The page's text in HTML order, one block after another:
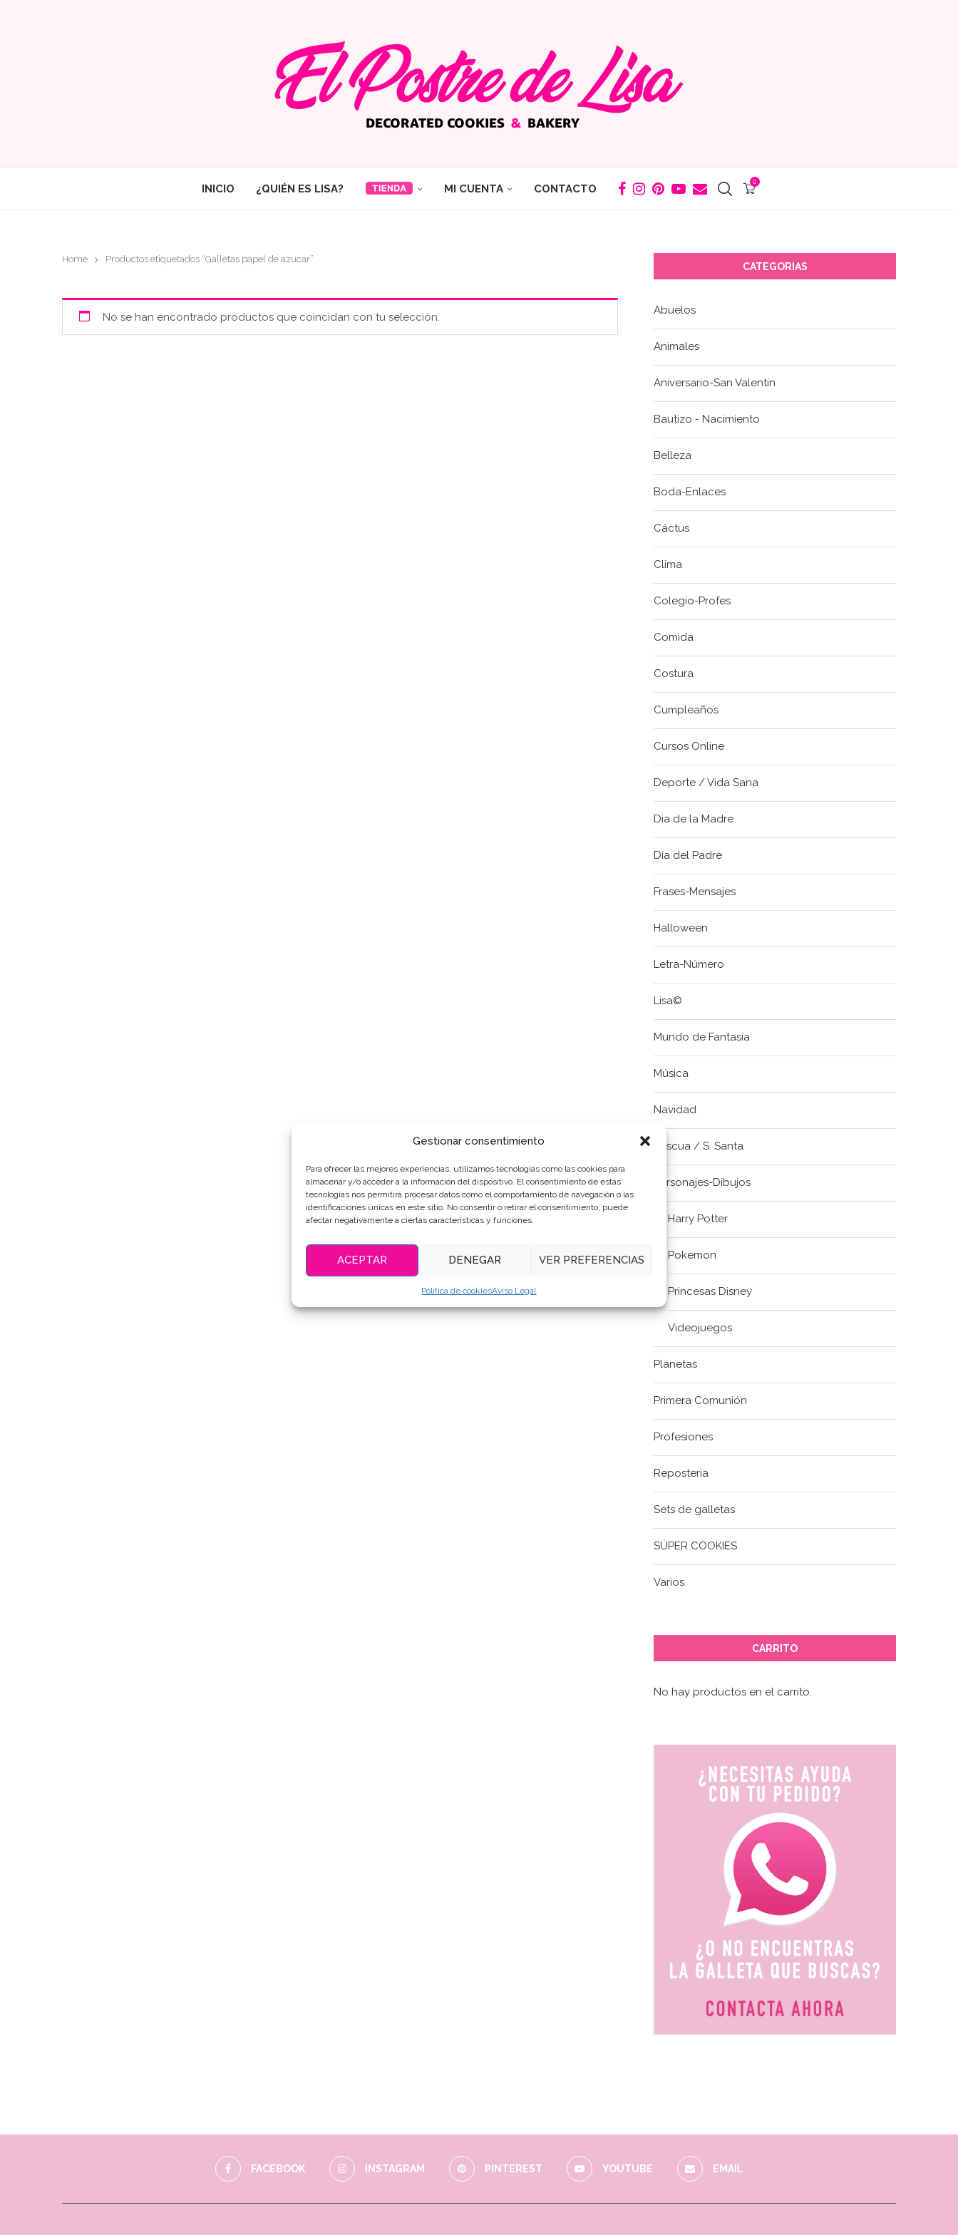
Gestionar consentimiento
Para ofrecer las mejores experiencias, utilizamos tecnologías como las cookies para
almacenar y/o acceder a la información del dispositivo. El consentimiento de estas
tecnologías nos permitirá procesar datos como el comportamiento de navegación o las
identificaciones únicas en este sitio. No consentir o retirar el consentimiento, puede
afectar negativamente a ciertas características y funciones.
ACEPTAR DENEGAR VER PREFERENCIAS
Política de cookiesAviso Legal
INICIO ¿QUIÉN ES LISA? MI CUENTA CONTACTO
0
Home Productos etiquetados “Galletas papel de azucar”
No se han encontrado productos que coincidan con tu selección.
CATEGORIAS
Abuelos
Animales
Aniversario-San Valentín
Bautizo - Nacimiento
Belleza
Boda-Enlaces
Cáctus
Clima
Colegio-Profes
Comida
Costura
Cumpleaños
Cursos Online
Deporte / Vida Sana
Dia de la Madre
Dia del Padre
Frases-Mensajes
Halloween
Letra-Número
Lisa©
Mundo de Fantasía
Música
Navidad
Pascua / S. Santa
Personajes-Dibujos
Harry Potter
Pokemon
Princesas Disney
Videojuegos
Planetas
Primera Comunión
Profesiones
Reposteria
Sets de galletas
SÚPER COOKIES
Varios
CARRITO
No hay productos en el carrito.
FACEBOOK INSTAGRAM PINTEREST YOUTUBE EMAIL